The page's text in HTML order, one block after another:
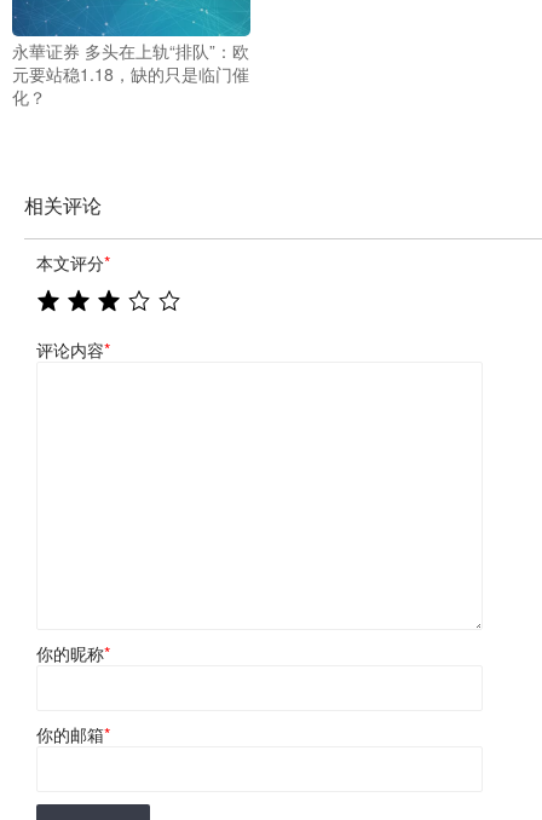
永華证券 多头在上轨“排队”：欧
元要站稳1.18，缺的只是临门催
化？
相关评论
本文评分*
评论内容*
你的昵称*
你的邮箱*